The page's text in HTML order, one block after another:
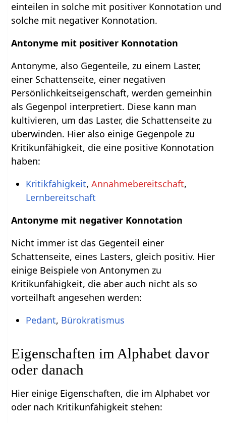
einteilen in solche mit positiver Konnotation und
solche mit negativer Konnotation.
Antonyme mit positiver Konnotation
Antonyme, also Gegenteile, zu einem Laster,
einer Schattenseite, einer negativen
Persönlichkeitseigenschaft, werden gemeinhin
als Gegenpol interpretiert. Diese kann man
kultivieren, um das Laster, die Schattenseite zu
überwinden. Hier also einige Gegenpole zu
Kritikunfähigkeit, die eine positive Konnotation
haben:
Kritikfähigkeit, Annahmebereitschaft,
Lernbereitschaft
Antonyme mit negativer Konnotation
Nicht immer ist das Gegenteil einer
Schattenseite, eines Lasters, gleich positiv. Hier
einige Beispiele von Antonymen zu
Kritikunfähigkeit, die aber auch nicht als so
vorteilhaft angesehen werden:
Pedant, Bürokratismus
Eigenschaften im Alphabet davor
oder danach
Hier einige Eigenschaften, die im Alphabet vor
oder nach Kritikunfähigkeit stehen: